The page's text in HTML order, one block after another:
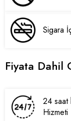
Sigara
Fiyata Dahil
24 saat
Hizmeti